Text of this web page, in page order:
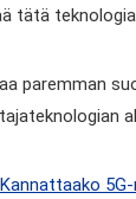
tätä
paremman